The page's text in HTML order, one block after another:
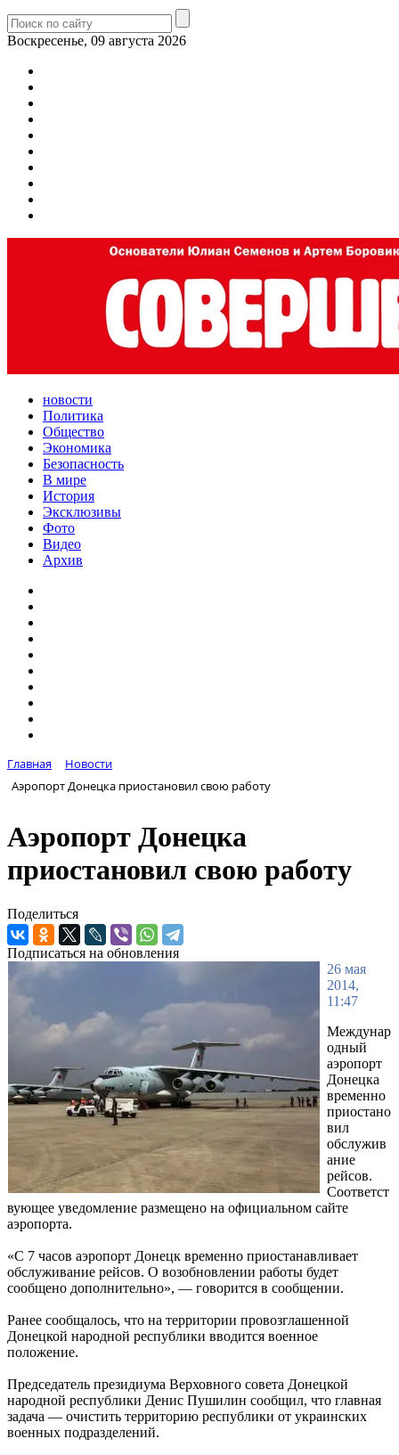
Воскресенье, 09 августа 2026
новости
Политика
Общество
Экономика
Безопасность
В мире
История
Эксклюзивы
Фото
Видео
Архив
Главная
Новости
Аэропорт Донецка приостановил свою работу
Аэропорт Донецка
приостановил свою работу
Поделиться
Подписаться на обновления
26 мая
2014,
11:47
Междунар
одный
аэропорт
Донецка
временно
приостано
вил
обслужив
ание
рейсов.
Соответст
вующее уведомление размещено на официальном сайте
аэропорта.
«С 7 часов аэропорт Донецк временно приостанавливает
обслуживание рейсов. О возобновлении работы будет
сообщено дополнительно», — говорится в сообщении.
Ранее сообщалось, что на территории провозглашенной
Донецкой народной республики вводится военное
положение.
Председатель президиума Верховного совета Донецкой
народной республики Денис Пушилин сообщил, что главная
задача — очистить территорию республики от украинских
военных подразделений.